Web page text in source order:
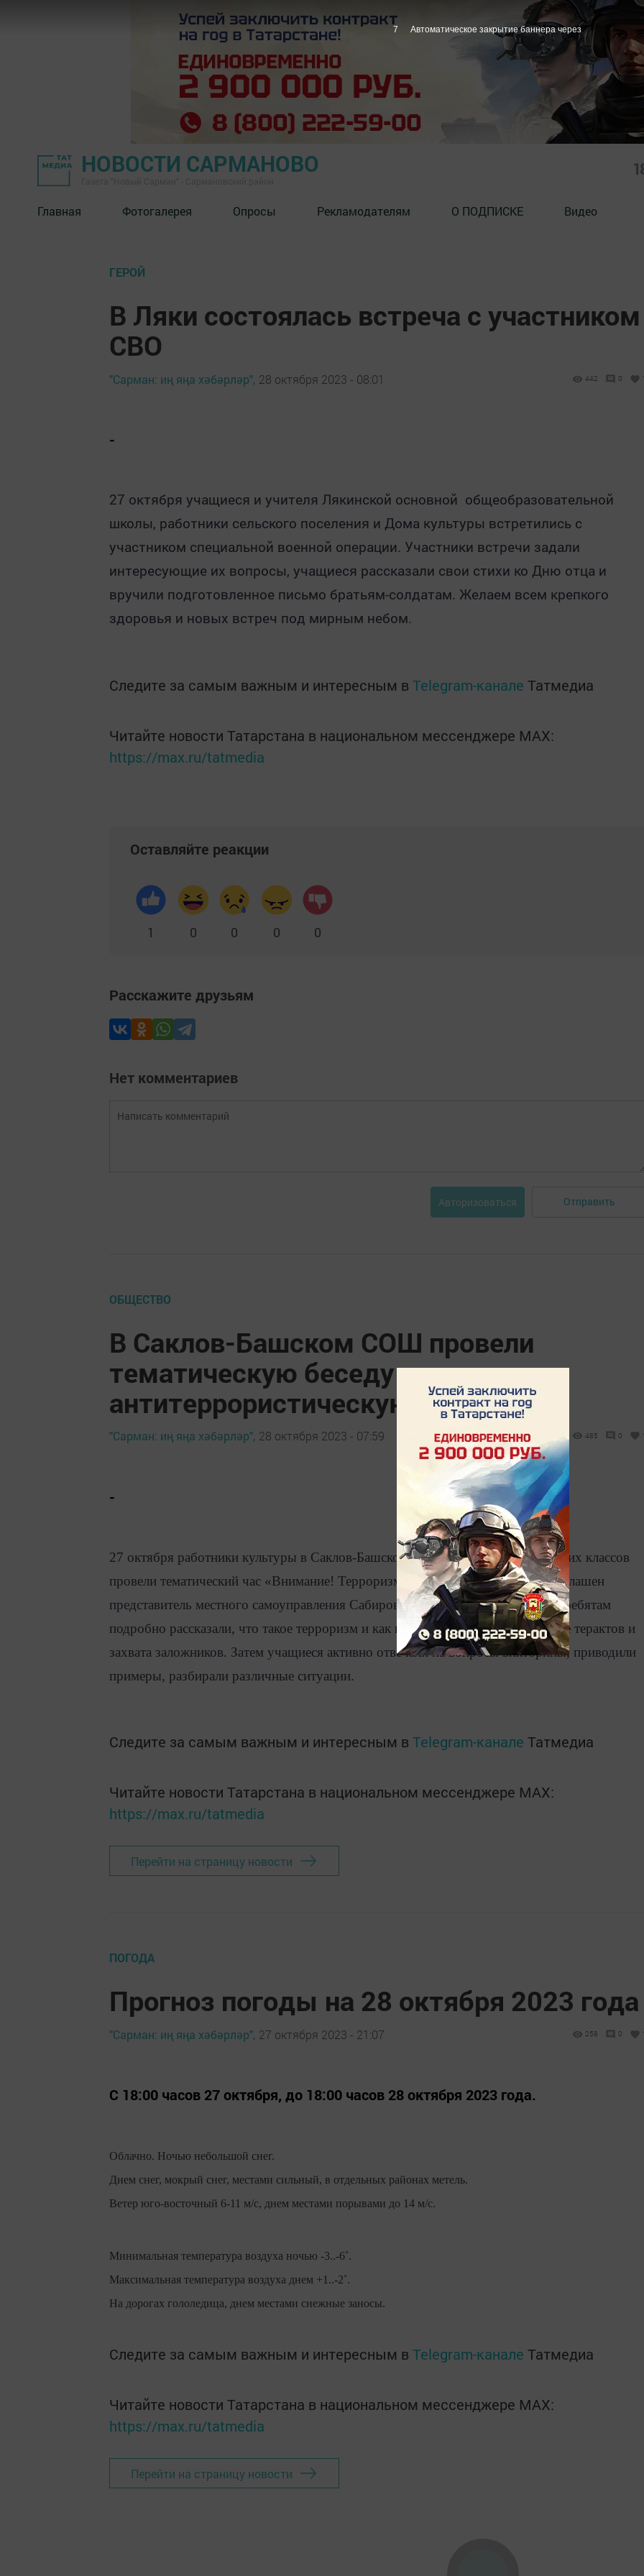
НОВОСТИ САРМАНОВО
Главная Фотогалерея Опросы Рекламодателям О ПОДПИСКЕ Видео
ГЕРОЙ
В Ляки состоялась встреча с участником
СВО
"Сарман: иң яңа хәбәрләр", 28 октября 2023 - 08:01 442 0
-
27 октября учащиеся и учителя Лякинской основной общеобразовательной
школы, работники сельского поселения и Дома культуры встретились с
участником специальной военной операции. Участники встречи задали
интересующие их вопросы, учащиеся рассказали свои стихи ко Дню отца и
вручили подготовленное письмо братьям-солдатам. Желаем всем крепкого
здоровья и новых встреч под мирным небом.
Следите за самым важным и интересным в Telegram-канале Татмедиа
Читайте новости Татарстана в национальном мессенджере MАХ:
https://max.ru/tatmedia
Оставляйте реакции
1 0 0 0 0
Расскажите друзьям
Нет комментариев
Авторизоваться Отправить
ОБЩЕСТВО
В Саклов-Башском СОШ провели
тематическую беседу на
антитеррористическую тематику
"Сарман: иң яңа хәбәрләр", 28 октября 2023 - 07:59 485 0
-
27 октября работники культуры в Саклов-Башском СОШ для учащихся старших классов
провели тематический час «Внимание! Терроризм!» На мероприятие был приглашен
представитель местного самоуправления Сабиров А.Р. В начале мероприятия ребятам
подробно рассказали, что такое терроризм и как правильно себя вести в случае терактов и
захвата заложников. Затем учащиеся активно отвечали на вопросы викторины, приводили
примеры, разбирали различные ситуации.
Следите за самым важным и интересным в Telegram-канале Татмедиа
Читайте новости Татарстана в национальном мессенджере MАХ:
https://max.ru/tatmedia
Перейти на страницу новости
ПОГОДА
Прогноз погоды на 28 октября 2023 года
"Сарман: иң яңа хәбәрләр", 27 октября 2023 - 21:07 258 0
С 18:00 часов 27 октября, до 18:00 часов 28 октября 2023 года.
Облачно. Ночью небольшой снег.
Днем снег, мокрый снег, местами сильный, в отдельных районах метель.
Ветер юго-восточный 6-11 м/с, днем местами порывами до 14 м/с.
Минимальная температура воздуха ночью -3..-6˚.
Максимальная температура воздуха днем +1..-2˚.
На дорогах гололедица, днем местами снежные заносы.
Следите за самым важным и интересным в Telegram-канале Татмедиа
Читайте новости Татарстана в национальном мессенджере MАХ:
https://max.ru/tatmedia
Перейти на страницу новости
6 Автоматическое закрытие баннера через